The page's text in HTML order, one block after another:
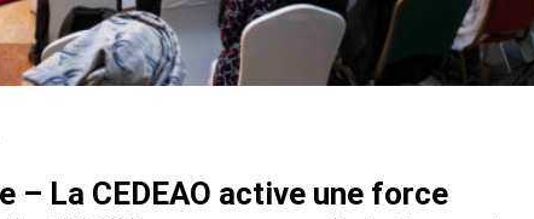
– La CEDEAO active une force